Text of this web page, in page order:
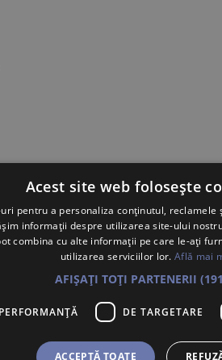
Acest site web folosește
uri pentru a personaliza conținutul,
informații despre utilizarea site-ului
combina cu alte informații pe care le-ați
utilizarea serviciilor lor.Află mai
AFIȘAȚI TOȚI PARTENERII
DE TARGETARE
ACCEPTĂ TOATE